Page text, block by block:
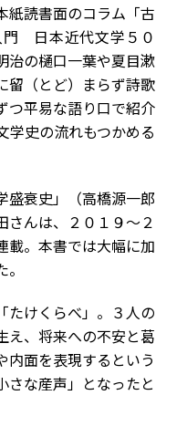
読書面のコラム「古
門 日本近代文学５０
治の樋口一葉や夏目漱
留（とど）まらず詩歌
つ平易な語り口で紹介
学史の流れもつかめる
衰史」（高橋源一郎
さんは、２０１９～２
載。本書では大幅に加
けくらべ」。３人の
え、将来への不安と葛
内面を表現するという
さな産声」となったと